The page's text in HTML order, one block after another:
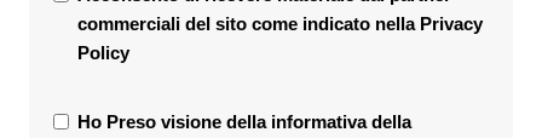
commerciali del sito come indicato nella Privacy
Policy
Ho Preso visione della informativa della